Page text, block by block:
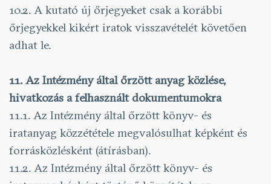
10.2. A kutató új őrjegyeket csak a korábbi
őrjegyekkel kikért iratok visszavételét követően
adhat le.
11. Az Intézmény által őrzött anyag közlése,
hivatkozás a felhasznált dokumentumokra
11.1. Az Intézmény által őrzött könyv- és
iratanyag közzététele megvalósulhat képként és
forrásközlésként (átírásban).
11.2. Az Intézmény által őrzött könyv- és